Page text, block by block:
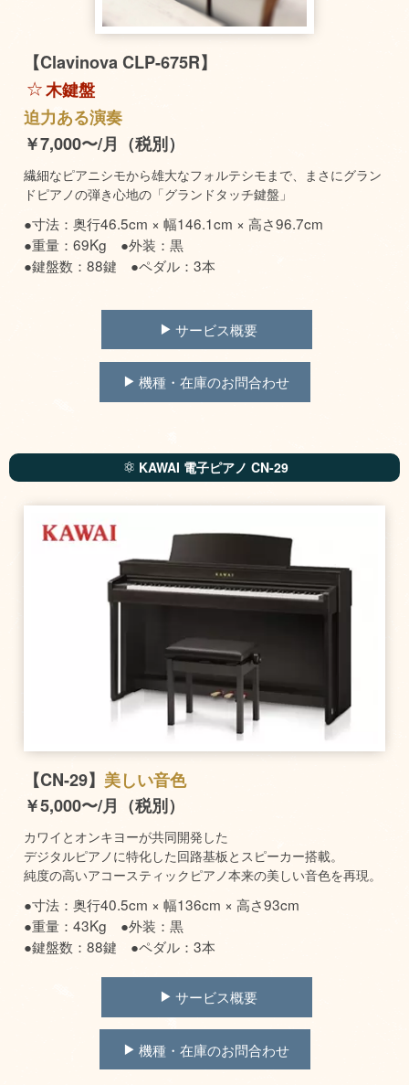
【Clavinova CLP-675R】
木鍵盤
迫力ある演奏
￥7,000〜/月（税別）
繊細なピアニシモから雄大なフォルテシモまで、まさにグラン
ドピアノの弾き心地の「グランドタッチ鍵盤」
●寸法：奥行46.5cm × 幅146.1cm × 高さ96.7cm
●重量：69Kg ●外装：黒
●鍵盤数：88鍵 ●ペダル：3本
サービス概要
機種・在庫のお問合わせ
KAWAI 電子ピアノ CN-29
【CN-29】 美しい音色
￥5,000〜/月（税別）
カワイとオンキヨーが共同開発した
デジタルピアノに特化した回路基板とスピーカー搭載。
純度の高いアコースティックピアノ本来の美しい音色を再現。
●寸法：奥行40.5cm × 幅136cm × 高さ93cm
●重量：43Kg ●外装：黒
●鍵盤数：88鍵 ●ペダル：3本
サービス概要
機種・在庫のお問合わせ